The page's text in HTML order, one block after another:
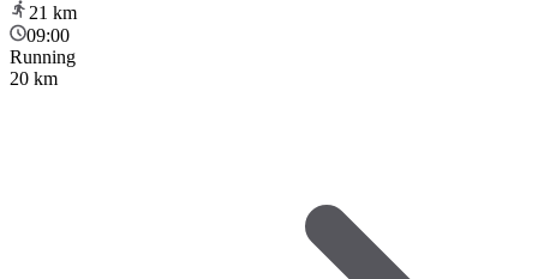
21 km
09:00
Running
20 km